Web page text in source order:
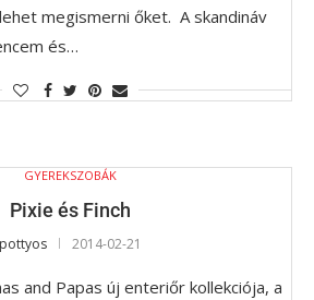
megismerni őket. A skandináv
és…
GYEREKSZOBÁK
Pixie és Finch
pottyos 2014-02-21
and Papas új enteriőr kollekciója, a